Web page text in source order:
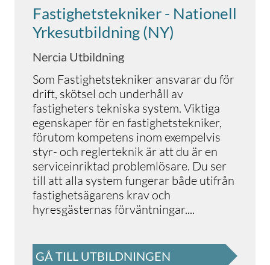
Fastighetstekniker - Nationell
Yrkesutbildning (NY)
Nercia Utbildning
Som Fastighetstekniker ansvarar du för
drift, skötsel och underhåll av
fastigheters tekniska system. Viktiga
egenskaper för en fastighetstekniker,
förutom kompetens inom exempelvis
styr- och reglerteknik är att du är en
serviceinriktad problemlösare. Du ser
till att alla system fungerar både utifrån
fastighetsägarens krav och
hyresgästernas förväntningar....
GÅ TILL UTBILDNINGEN